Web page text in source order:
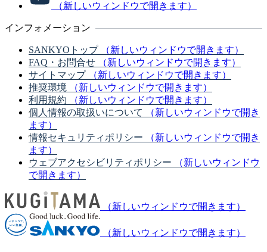
（新しいウィンドウで開きます）
インフォメーション
SANKYOトップ
（新しいウィンドウで開きます）
FAQ・お問合せ
（新しいウィンドウで開きます）
サイトマップ
（新しいウィンドウで開きます）
推奨環境
（新しいウィンドウで開きます）
利用規約
（新しいウィンドウで開きます）
個人情報の取扱いについて
（新しいウィンドウで開き
ます）
情報セキュリティポリシー
（新しいウィンドウで開き
ます）
ウェブアクセシビリティポリシー
（新しいウィンドウ
で開きます）
（新しいウィンドウで開きます）
（新しいウィンドウで開きます）